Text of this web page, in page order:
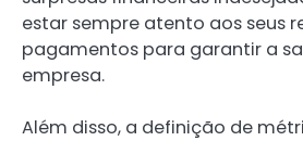
estar sempre atento aos seus
pagamentos para garantir a
empresa.
Além disso, a definição de